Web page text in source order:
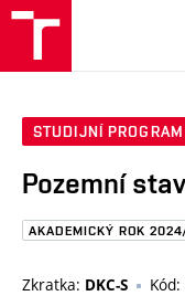
Brno
STUDIJNÍ PROGRAM
Pozemní
AKADEMICKÝ ROK
Zkratka: DKC-S Kód: